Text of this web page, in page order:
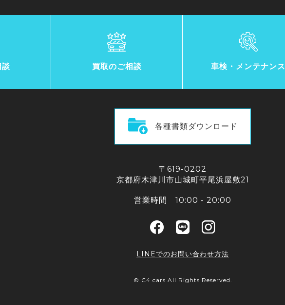
買取のご相談 車検・メンテナンス
各種書類ダウンロード
〒619-0202
京都府木津川市山城町平尾浜屋敷21
営業時間 10:00 - 20:00
LINEでのお問い合わせ方法
© C4 cars All Rights Reserved.